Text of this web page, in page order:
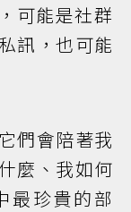
可能是社群
訊，也可能
們會陪著我
麼、我如何
最珍貴的部